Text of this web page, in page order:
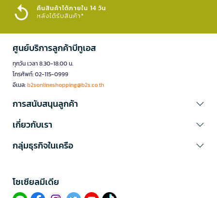
คืนสินค้าได้ภายใน 14 วัน
หลังได้รับสินค้า*
ศูนย์บริการลูกค้าบีทูเอส
ทุกวัน เวลา 8.30-18.00 น.
โทรศัพท์: 02-115-0999
อีเมล:b2sonlineshopping@b2s.co.th
การสนับสนุนลูกค้า
เกี่ยวกับเรา
กลุ่มธุรกิจในเครือ
โซเซียลมีเดีย​